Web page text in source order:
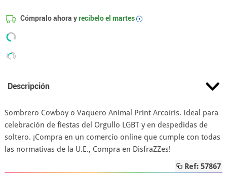
Cómpralo ahora yrecíbelo el martes i
Descripción
Sombrero Cowboy o Vaquero Animal Print Arcoíris. Ideal para
celebración de fiestas del Orgullo LGBT y en despedidas de
soltero. ¡Compra en un comercio online que cumple con todas
las normativas de la U.E., Compra en DisfraZZes!
Ref: 57867